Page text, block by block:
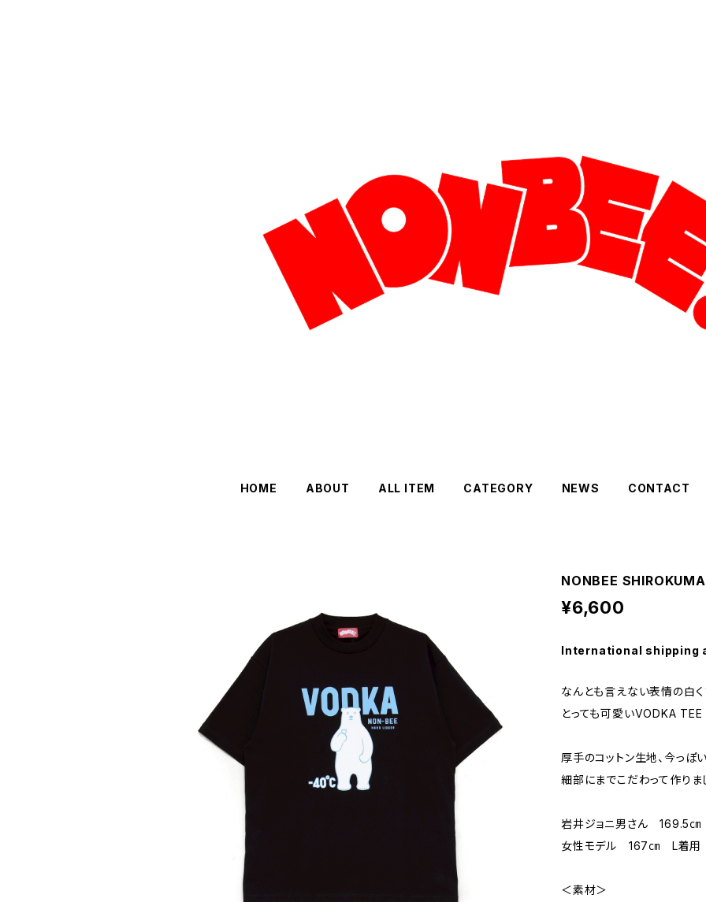
HOME ABOUT ALL ITEM CATEGORY NEWS CONTACT
NONBEE
¥6,600
International shipping
なんとも言えない表情の白く
とっても可愛いVODKA TEE
厚手のコットン生地、今っぽ
細部にまでこだわって作りま
岩井ジョニ男さん 169.5㎝
女性モデル 167㎝ L着用
＜素材＞